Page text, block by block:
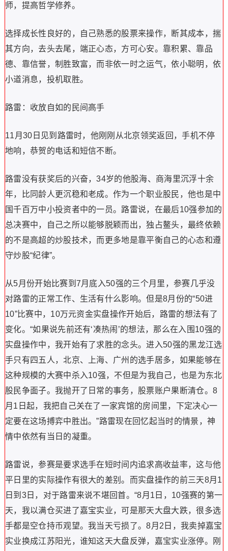
师，提高哲学修养。
选择成长性良好的，自己熟悉的股票来操作，断其成本，揣
其方向，去头去尾，端正心态，方可心安。靠积累、靠品
德、靠信誉，制胜致富，而非依一时之运气，依小聪明，依
小道消息，投机取胜。
路雷：收放自如的民间高手
11月30日见到路雷时，他刚刚从北京领奖返回，手机不停
地响，恭贺的电话和短信不断。
路雷没有获奖后的兴奋，34岁的他股海、商海里沉浮十余
年，比同龄人更沉稳和老成。作为一个职业股民，他也是中
国千百万中小投资者中的一员。路雷说，在最后10强参加的
总决赛中，自己之所以能够脱颖而出，独占鳌头，最终依赖
的不是高超的炒股技术，而更多地是靠平衡自己的心态和遵
守炒股“纪律”。
从5月份开始比赛到7月底入50强的三个月里，参赛几乎没
对路雷的正常工作、生活有什么影响。但是8月份的“50进
10”比赛中，10万元资金实盘操作开始后，路雷的想法有了
变化。“如果说先前还有‘凑热闹’的想法，那么在入围10强的
实盘操作中，我开始有了求胜的念头。进入50强的黑龙江选
手只有四五人，北京、上海、广州的选手居多，如果能够在
这种规模的大赛中杀入10强，不但是为我自己，也是为东北
股民争面子。我抛开了日常的事务，股票账户果断清仓。8
月1日起，我把自己关在了一家宾馆的房间里，下定决心一
定要在这场搏弈中胜出。”路雷现在回忆起当时的情景，神
情中依然有当日的凝重。
路雷说，参赛是要求选手在短时间内追求高收益率，这与他
平日里的实际操作有很大的差别。而实盘操作的前三天8月1
日到3日，对于路雷来说不堪回首。“8月1日，10强赛的第一
天，我以满仓买进了嘉宝实业，可是那天大盘大跌，很多选
手都是空仓持币观望。我当天亏损了。8月2日，我卖掉嘉宝
实业换成江苏阳光，谁知这天大盘反弹，嘉宝实业涨停。刚